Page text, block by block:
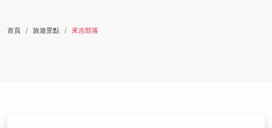
首頁 旅遊景點 來吉部落